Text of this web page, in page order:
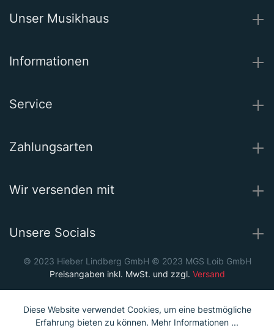
Unser Musikhaus
Informationen
Service
Zahlungsarten
Wir versenden mit
Unsere Socials
© 2023 Hieber Lindberg GmbH © 2023 MGS Loib GmbH
Preisangaben inkl. MwSt. und zzgl. Versand
Diese Website verwendet Cookies, um eine bestmögliche
Erfahrung bieten zu können. Mehr Informationen ...